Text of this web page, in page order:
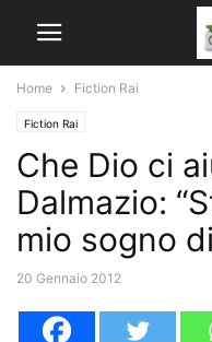
Home Fiction Rai
Fiction Rai
Che Dio ci
Dalmazio:
mio sogno
20 Gennaio 2012